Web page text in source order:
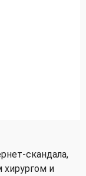
скандала,
хирургом и